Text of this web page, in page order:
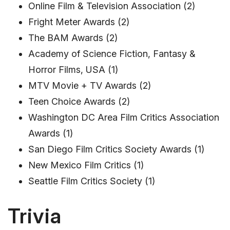
Online Film & Television Association (2)
Fright Meter Awards (2)
The BAM Awards (2)
Academy of Science Fiction, Fantasy &
Horror Films, USA (1)
MTV Movie + TV Awards (2)
Teen Choice Awards (2)
Washington DC Area Film Critics Association
Awards (1)
San Diego Film Critics Society Awards (1)
New Mexico Film Critics (1)
Seattle Film Critics Society (1)
Trivia